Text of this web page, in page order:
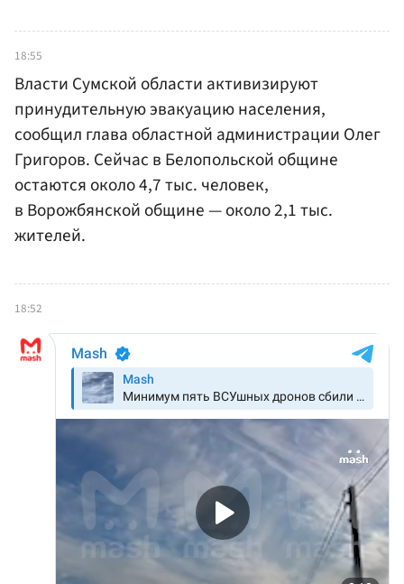
18:55
Власти Сумской области активизируют
принудительную эвакуацию населения,
сообщил глава областной администрации Олег
Григоров. Сейчас в Белопольской общине
остаются около 4,7 тыс. человек,
в Ворожбянской общине — около 2,1 тыс.
жителей.
18:52